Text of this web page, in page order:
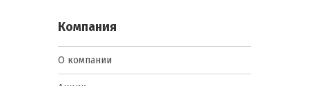
Компания
О компании